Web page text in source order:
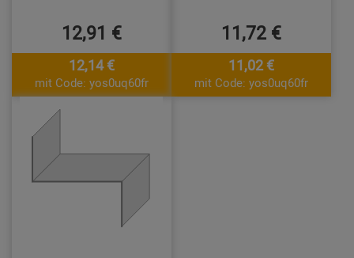
12,91 €
12,14 €
mit Code: yos0uq60fr
11,72 €
11,02 €
mit Code: yos0uq60fr